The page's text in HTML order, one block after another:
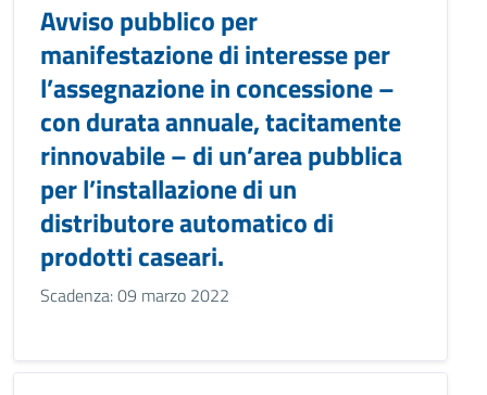
Avviso pubblico per
manifestazione di interesse per
l’assegnazione in concessione –
con durata annuale, tacitamente
rinnovabile – di un’area pubblica
per l’installazione di un
distributore automatico di
prodotti caseari.
Scadenza: 09 marzo 2022